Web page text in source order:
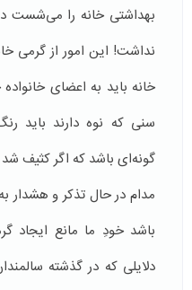
بهداشتی خانه را می‌شست
نداشت! این امور از گرمی
خانه باید به اعضای
سنی که نوه دارند باید
گونه‌ای باشد که اگر کثیف شد
مدام در حال تذکر و هشدار
باشد خودِ ما مانع ایجاد
دلایلی که در گذشته